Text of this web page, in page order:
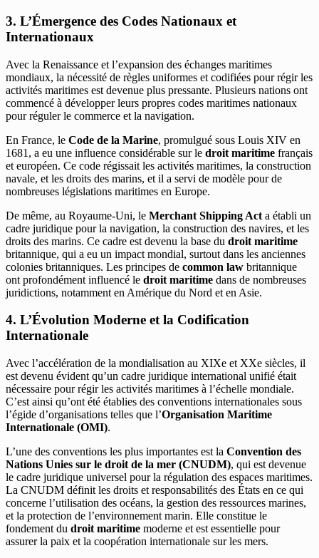
3. L’Émergence des Codes Nationaux et
Internationaux
Avec la Renaissance et l’expansion des échanges maritimes
mondiaux, la nécessité de règles uniformes et codifiées pour régir les
activités maritimes est devenue plus pressante. Plusieurs nations ont
commencé à développer leurs propres codes maritimes nationaux
pour réguler le commerce et la navigation.
En France, le Code de la Marine, promulgué sous Louis XIV en
1681, a eu une influence considérable sur le droit maritime français
et européen. Ce code régissait les activités maritimes, la construction
navale, et les droits des marins, et il a servi de modèle pour de
nombreuses législations maritimes en Europe.
De même, au Royaume-Uni, le Merchant Shipping Act a établi un
cadre juridique pour la navigation, la construction des navires, et les
droits des marins. Ce cadre est devenu la base du droit maritime
britannique, qui a eu un impact mondial, surtout dans les anciennes
colonies britanniques. Les principes de common law britannique
ont profondément influencé le droit maritime dans de nombreuses
juridictions, notamment en Amérique du Nord et en Asie.
4. L’Évolution Moderne et la Codification
Internationale
Avec l’accélération de la mondialisation au XIXe et XXe siècles, il
est devenu évident qu’un cadre juridique international unifié était
nécessaire pour régir les activités maritimes à l’échelle mondiale.
C’est ainsi qu’ont été établies des conventions internationales sous
l’égide d’organisations telles que l’Organisation Maritime
Internationale (OMI).
L’une des conventions les plus importantes est la Convention des
Nations Unies sur le droit de la mer (CNUDM), qui est devenue
le cadre juridique universel pour la régulation des espaces maritimes.
La CNUDM définit les droits et responsabilités des États en ce qui
concerne l’utilisation des océans, la gestion des ressources marines,
et la protection de l’environnement marin. Elle constitue le
fondement du droit maritime moderne et est essentielle pour
assurer la paix et la coopération internationale sur les mers.